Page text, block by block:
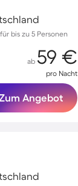
bis zu 5 Personen
ab 59 €
pro Nacht
Angebot